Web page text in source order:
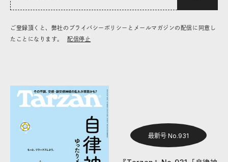
ご登録頂くと、弊社のプライバシーポリシーとメールマガジンの配信に同意し
たことになります。
配信停止
最新号 No.931